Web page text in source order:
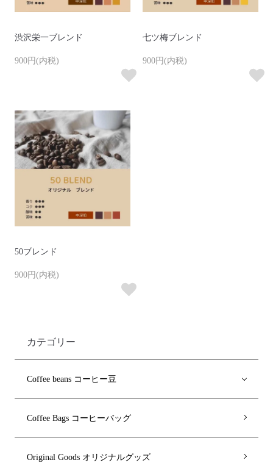
渋沢栄一ブレンド
900円(内税)
七ツ梅ブレンド
900円(内税)
50ブレンド
900円(内税)
カテゴリー
Coffee beans コーヒー豆
Coffee Bags コーヒーバッグ
Original Goods オリジナルグッズ